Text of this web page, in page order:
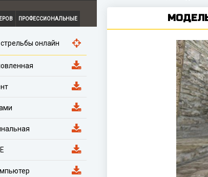
МОДЕЛЬ
ПРОФЕССИОНАЛЬНЫЕ
онлайн